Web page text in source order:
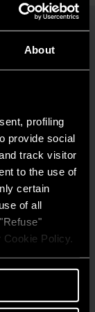
About
profiling
provide social
track visitor
to the use of
certain
of all
Policy.